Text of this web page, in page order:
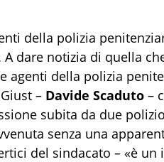
della polizia
dare notizia di quella
agenti della polizia
– Davide Scaduto –
subita da due
senza una
del sindacato – «è